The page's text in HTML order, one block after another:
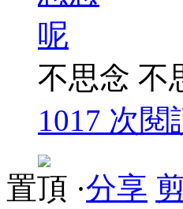
不思念 不
1017 次閱
置頂 ·分享